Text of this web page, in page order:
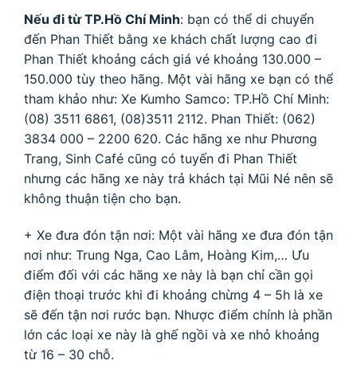
Nếu đi từ TP.Hồ Chí Minh: bạn có thể di chuyển
đến Phan Thiết bằng xe khách chất lượng cao đi
Phan Thiết khoảng cách giá vé khoảng 130.000 –
150.000 tùy theo hãng. Một vài hãng xe bạn có thể
tham khảo như: Xe Kumho Samco: TP.Hồ Chí Minh:
(08) 3511 6861, (08)3511 2112. Phan Thiết: (062)
3834 000 – 2200 620. Các hãng xe như Phương
Trang, Sinh Café cũng có tuyến đi Phan Thiết
nhưng các hãng xe này trả khách tại Mũi Né nên sẽ
không thuận tiện cho bạn.
+ Xe đưa đón tận nơi: Một vài hãng xe đưa đón tận
nơi như: Trung Nga, Cao Lâm, Hoàng Kim,… Ưu
điểm đối với các hãng xe này là bạn chỉ cần gọi
điện thoại trước khi đi khoảng chừng 4 – 5h là xe
sẽ đến tận nơi rước bạn. Nhược điểm chính là phần
lớn các loại xe này là ghế ngồi và xe nhỏ khoảng
từ 16 – 30 chỗ.